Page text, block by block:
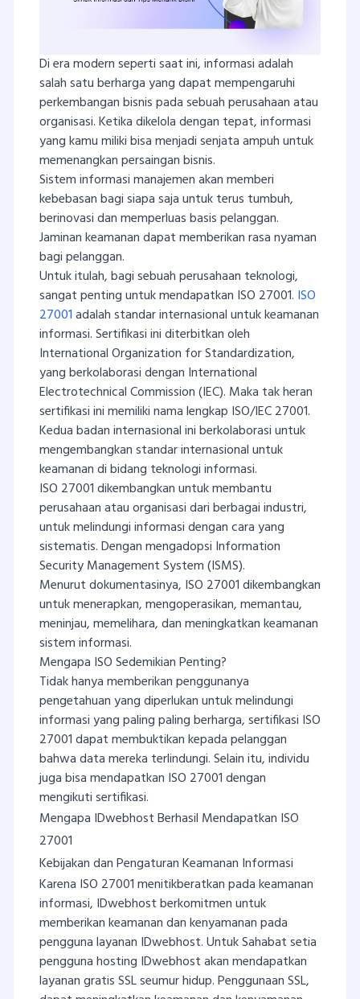
Di era modern seperti saat ini, informasi adalah
salah satu berharga yang dapat mempengaruhi
perkembangan bisnis pada sebuah perusahaan atau
organisasi. Ketika dikelola dengan tepat, informasi
yang kamu miliki bisa menjadi senjata ampuh untuk
memenangkan persaingan bisnis.
Sistem informasi manajemen akan memberi
kebebasan bagi siapa saja untuk terus tumbuh,
berinovasi dan memperluas basis pelanggan.
Jaminan keamanan dapat memberikan rasa nyaman
bagi pelanggan.
Untuk itulah, bagi sebuah perusahaan teknologi,
sangat penting untuk mendapatkan ISO 27001. ISO
27001adalah standar internasional untuk keamanan
informasi. Sertifikasi ini diterbitkan oleh
International Organization for Standardization,
yang berkolaborasi dengan International
Electrotechnical Commission (IEC). Maka tak heran
sertifikasi ini memiliki nama lengkap ISO/IEC 27001.
Kedua badan internasional ini berkolaborasi untuk
mengembangkan standar internasional untuk
keamanan di bidang teknologi informasi.
ISO 27001 dikembangkan untuk membantu
perusahaan atau organisasi dari berbagai industri,
untuk melindungi informasi dengan cara yang
sistematis. Dengan mengadopsi Information
Security Management System (ISMS).
Menurut dokumentasinya, ISO 27001 dikembangkan
untuk menerapkan, mengoperasikan, memantau,
meninjau, memelihara, dan meningkatkan keamanan
sistem informasi.
Mengapa ISO Sedemikian Penting?
Tidak hanya memberikan penggunanya
pengetahuan yang diperlukan untuk melindungi
informasi yang paling paling berharga, sertifikasi ISO
27001 dapat membuktikan kepada pelanggan
bahwa data mereka terlindungi. Selain itu, individu
juga bisa mendapatkan ISO 27001 dengan
mengikuti sertifikasi.
Mengapa IDwebhost Berhasil Mendapatkan ISO
27001
Kebijakan dan Pengaturan Keamanan Informasi
Karena ISO 27001 menitikberatkan pada keamanan
informasi, IDwebhost berkomitmen untuk
memberikan keamanan dan kenyamanan pada
pengguna layanan IDwebhost. Untuk Sahabat setia
pengguna hosting IDwebhost akan mendapatkan
layanan gratis SSL seumur hidup. Penggunaan SSL,